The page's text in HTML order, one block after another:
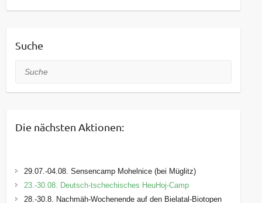
Suche
Suche
Die nächsten Aktionen:
29.07.-04.08. Sensencamp Mohelnice (bei Müglitz)
23.-30.08. Deutsch-tschechisches HeuHoj-Camp
28.-30.8. Nachmäh-Wochenende auf den Bielatal-Biotopen